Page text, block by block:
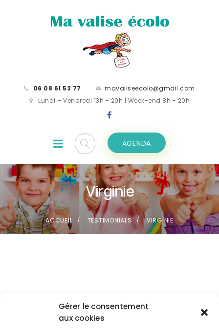
Gérer le consentement
aux cookies
06 08 61 53 77
mavaliseecolo@gmail.com
Lundi – Vendredi 13h - 20h | Week-end 8h - 20h
AGENDA
Virginie
ACCUEIL TESTIMONIALS VIRGINIE